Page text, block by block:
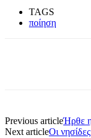
TAGS
ποίηση
Previous articleΉρθε
Next articleΟι